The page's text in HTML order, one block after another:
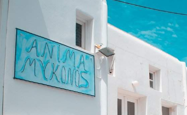
Viaggi e Turismo
Festività